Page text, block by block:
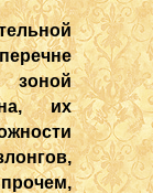
зоной
их